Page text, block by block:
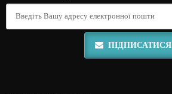
ПІДПИСАТИСЯ